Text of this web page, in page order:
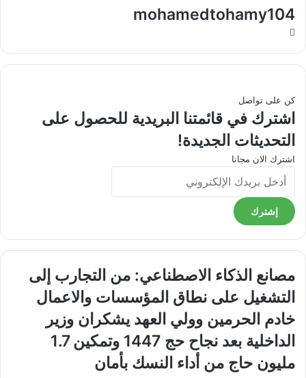
mohamedtohamy104
كن على تواصل
اشترك في قائمتنا البريدية للحصول على
التحديثات الجديدة!
اشترك الان مجانا
أدخل
بريدك
الإلكتروني
الذكاء
الاصطناعي:
من
التجارب
إلى
التشغيل
على
مصانع الذكاء الاصطناعي: من التجارب إلى
التشغيل على نطاق المؤسسات والاعمال
خادم
الحرمين
وولي
العهد
يشكران
خادم الحرمين وولي العهد يشكران وزير
الداخلية بعد نجاح حج 1447 وتمكين 1.7
مليون حاج من أداء النسك بأمان